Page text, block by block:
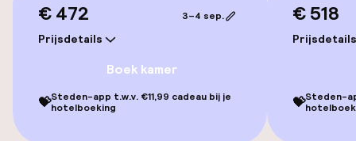
Lift
Voor toegankelijkheid
geoptimaliseerde kamers beschikbaar
€ 472
Prijsdetails
3–4 sep.
Boek kamer
💝Steden-app t.w.v. €11,99 cadeau bij je
hotelboeking
€ 518
Prijsdetails
💝Steden-